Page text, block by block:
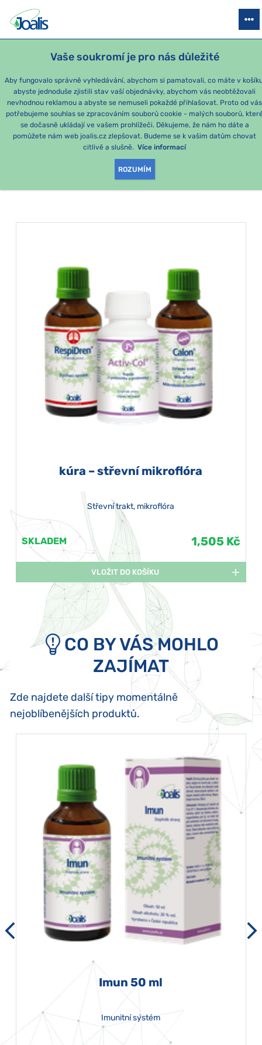
Vaše soukromí je pro nás důležité
Aby fungovalo správně vyhledávání, abychom si pamatovali, co máte v
abyste jednoduše zjistili stav vaší objednávky, abychom vás neobtěžovali
nevhodnou reklamou a abyste se nemuseli pokaždé přihlašovat. Proto od vás
potřebujeme souhlas se zpracováním souborů cookie - malých souborů,
se dočasně ukládají ve vašem prohlížeči. Děkujeme, že nám ho dáte a
pomůžete nám web joalis.cz zlepšovat. Budeme se k vašim datům chovat
citlivě a slušně. Více informací
ROZUMÍM
PRODUKTY PODLE OBTÍŽÍ SEZÓNNÍ BALÍČKY PRO DĚTI
e-shop Joalis Podle obtíží TRÁVENÍ A TRÁVICÍ SYSTÉM
Střevní mikroflóra
PRODUKTY PODLE
KATEGORIE:
STŘEVNÍ MIKROFLÓRA
kúra – střevní mikroflóra
Střevní trakt, mikroflóra
SKLADEM 1,505 Kč
VLOŽIT DO KOŠÍKU
CO BY VÁS MOHLO
ZAJÍMAT
Zde najdete další tipy momentálně
nejoblíbenějších produktů.
Imun 50 ml
Imunitní systém